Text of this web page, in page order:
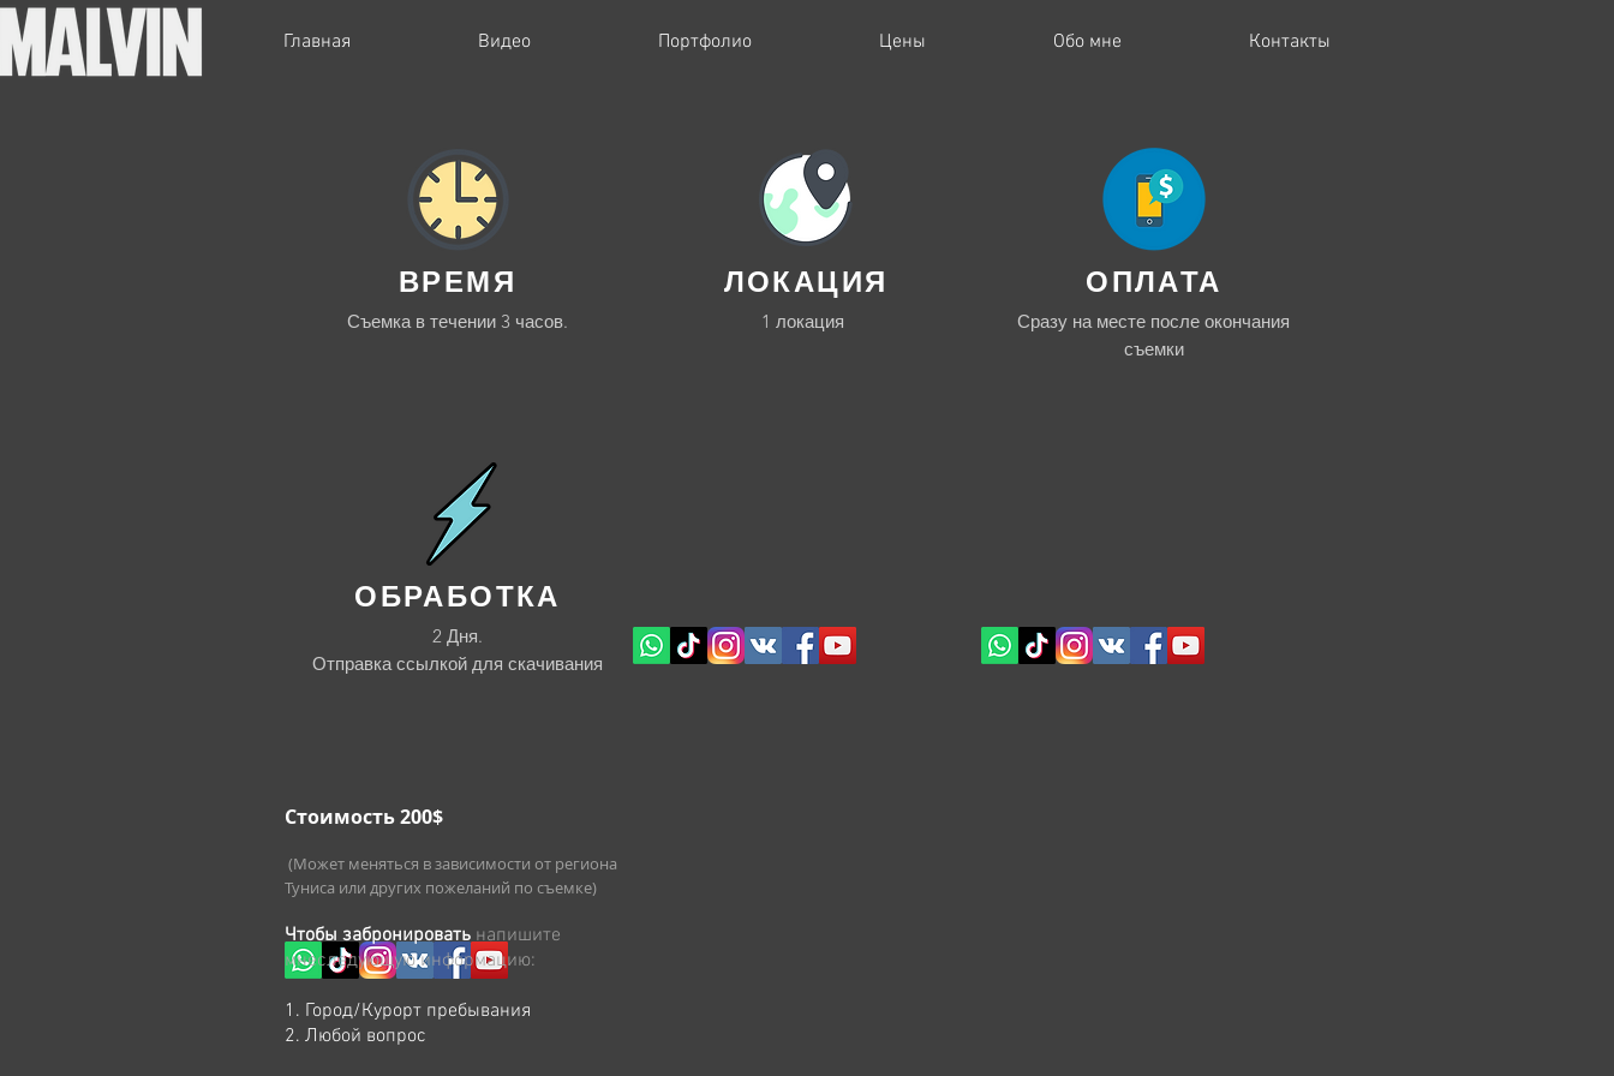
Главная Видео Портфолио Цены Обо мне Контакты
ВРЕМЯ
Съемка в течении 3 часов.
ОБРАБОТКА
2 Дня.
Отправка ссылкой для скачивания
ЛОКАЦИЯ
1 локация
ОПЛАТА
Сразу на месте после окончания
съемки
Стоимость 200$
(Может меняться в зависимости от региона
Туниса или других пожеланий по съемке)
Чтобы забронировать напишите
мнеследующую информацию:
1. Город/Курорт пребывания
2. Любой вопрос